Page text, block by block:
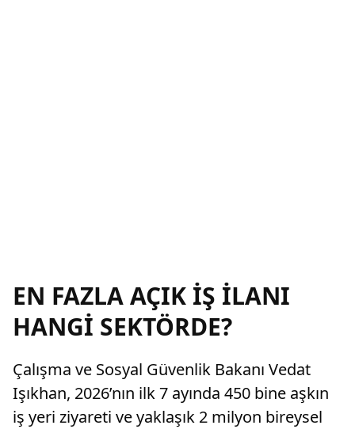
EN FAZLA AÇIK İŞ İLANI
HANGİ SEKTÖRDE?
Çalışma ve Sosyal Güvenlik Bakanı Vedat
Işıkhan, 2026’nın ilk 7 ayında 450 bine aşkın
iş yeri ziyareti ve yaklaşık 2 milyon bireysel